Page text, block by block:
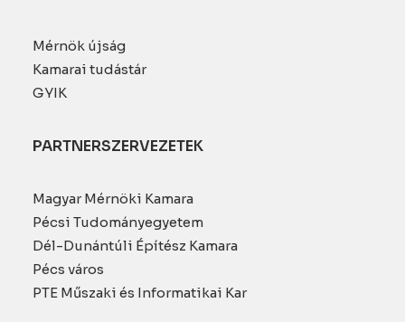
Mérnök újság
Kamarai tudástár
GYIK
PARTNERSZERVEZETEK
Magyar Mérnöki Kamara
Pécsi Tudományegyetem
Dél-Dunántúli Építész Kamara
Pécs város
PTE Műszaki és Informatikai Kar